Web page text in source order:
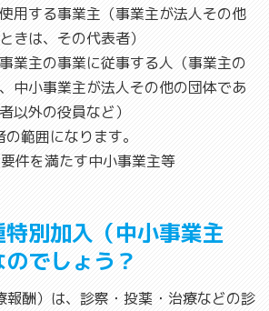
用する事業主（事業主が法人その他
きは、その代表者）
業主の事業に従事する人（事業主の
中小事業主が法人その他の団体であ
以外の役員など）
範囲になります。
件を満たす中小事業主等
別加入（中小事業主
でしょう？
報酬）は、診察・投薬・治療などの診